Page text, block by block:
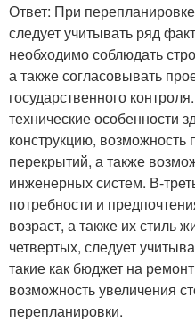
Ответ: При
следует учитывать ряд
необходимо соблюдать
а также согласовывать
государственного
технические особенности
конструкцию,
перекрытий, а также
инженерных систем. В-
потребности и
возраст, а также их стиль
четвертых, следует
такие как бюджет на
возможность увеличения
перепланировки.